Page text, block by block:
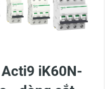
iK60N-